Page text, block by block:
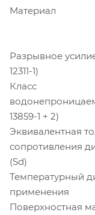
Материал
Разрывное
12311-1)
Класс
13859-1 + 2)
Эквивалентная
сопротивления
(Sd)
Температурный
применения
Поверхностная